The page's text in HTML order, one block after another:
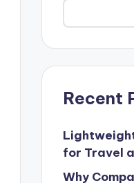
Recent
for Travel
Why